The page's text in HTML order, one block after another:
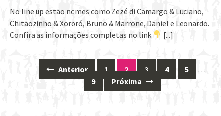
No line up estão nomes como Zezé di Camargo & Luciano,
Chitãozinho & Xororó, Bruno & Marrone, Daniel e Leonardo.
Confira as informações completas no link
[...]
Anterior 1 2 3 4 5
…
9
Próxima